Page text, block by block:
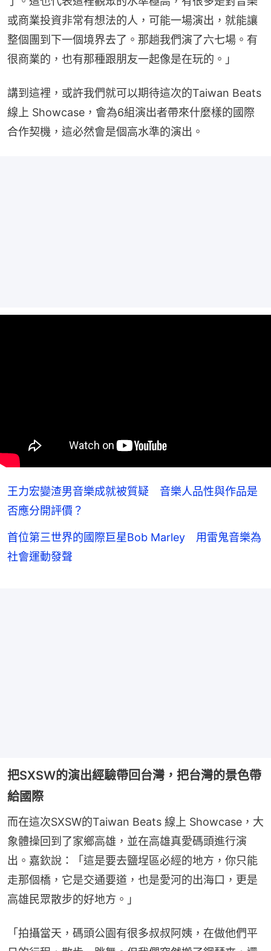
或商業投資非常有想法的人，可能一場演出，就能讓
整個團到下一個境界去了。那趟我們演了六七場。有
很商業的，也有那種跟朋友一起像是在玩的。」
講到這裡，或許我們就可以期待這次的Taiwan Beats
線上 Showcase，會為6組演出者帶來什麼樣的國際
合作契機，這必然會是個高水準的演出。
王力宏變渣男音樂成就被質疑 音樂人品性與作品是
否應分開評價？
首位第三世界的國際巨星Bob Marley 用雷鬼音樂為
社會運動發聲
把SXSW的演出經驗帶回台灣，把台灣的景色帶
給國際
而在這次SXSW的Taiwan Beats 線上 Showcase，大
象體操回到了家鄉高雄，並在高雄真愛碼頭進行演
出。嘉欽說：「這是要去鹽埕區必經的地方，你只能
走那個橋，它是交通要道，也是愛河的出海口，更是
高雄民眾散步的好地方。」
「拍攝當天，碼頭公園有很多叔叔阿姨，在做他們平